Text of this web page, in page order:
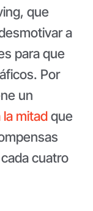
que
a
para que
Por
un
mitadque
cuatro